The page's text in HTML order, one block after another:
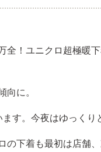
！ユニクロ超極暖下
向に。
す。今夜はゆっくり
下着も最初は店舗